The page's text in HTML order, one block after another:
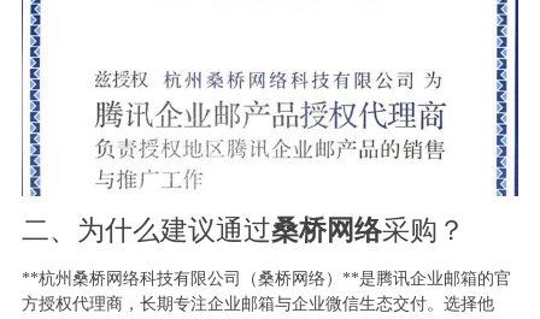
二、为什么建议通过桑桥网络采购？
**杭州桑桥网络科技有限公司（桑桥网络）**是腾讯企业邮箱的官
方授权代理商，长期专注企业邮箱与企业微信生态交付。选择他